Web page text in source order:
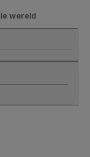
wereld